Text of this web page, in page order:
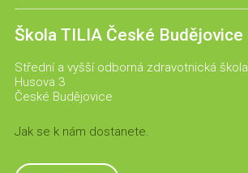
Škola TILIA České Budějovice
Střední a vyšší odborná zdravotnická škola
Husova 3
České Budějovice
Jak se k nám dostanete.